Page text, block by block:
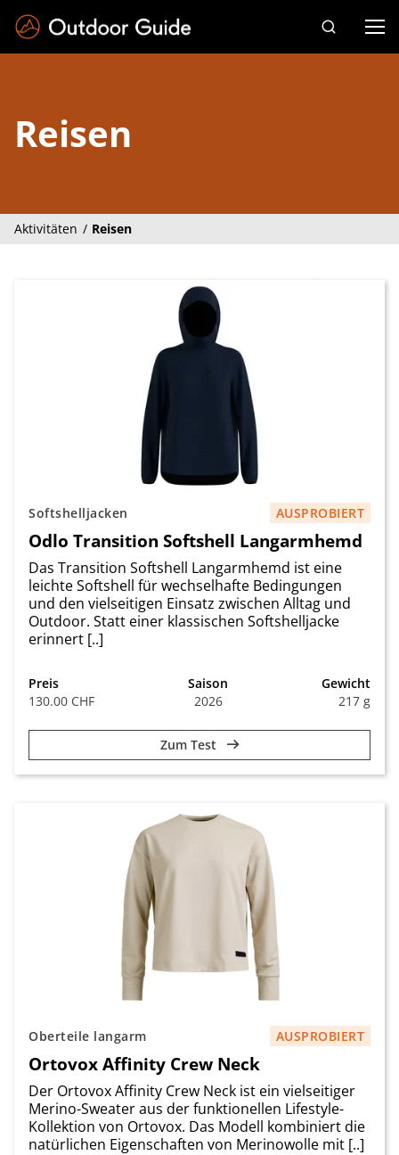
Reisen
Aktivitäten Reisen
Softshelljacken AUSPROBIERT
Odlo Transition Softshell Langarmhemd
Das Transition Softshell Langarmhemd ist eine
leichte Softshell für wechselhafte Bedingungen
und den vielseitigen Einsatz zwischen Alltag und
Outdoor. Statt einer klassischen Softshelljacke
erinnert [..]
Preis
130.00 CHF
Saison
2026
Gewicht
217 g
Zum Test
Oberteile langarm AUSPROBIERT
Ortovox Affinity Crew Neck
Der Ortovox Affinity Crew Neck ist ein vielseitiger
Merino-Sweater aus der funktionellen Lifestyle-
Kollektion von Ortovox. Das Modell kombiniert die
natürlichen Eigenschaften von Merinowolle mit [..]